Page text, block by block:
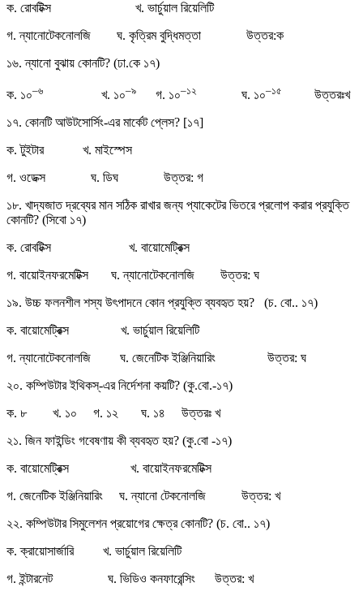
ক. রোবটিক্স খ. ভার্চুয়াল রিয়েলিটি
গ. ন্যানোটেকনোলজি ঘ. কৃত্রিম বুদ্ধিমত্তা উত্তর:ক
১৬. ন্যানো বুঝায় কোনটি? (ঢা.কে ১৭)
ক. ১০–৬ খ. ১০–৯ গ. ১০–১২ ঘ. ১০–১৫
উত্তরঃখ
১৭. কোনটি আউটসোর্সিং-এর মার্কেট প্লেস? [১৭]
ক. টুইটার খ. মাইস্পেস
গ. ওডেক্স ঘ. ডিঘ উত্তর: গ
১৮. খাদ্যজাত দ্রব্যের মান সঠিক রাখার জন্য প্যাকেটের ভিতরে প্রলোপ করার প্রযুক্তি
কোনটি? (সিবো ১৭)
ক. রোবটিক্স খ. বায়োমেট্রিক্স
গ. বায়োইনফরমেটিক্স ঘ. ন্যানোটেকনোলজি উত্তর: ঘ
১৯. উচ্চ ফলনশীল শস্য উৎপাদনে কোন প্রযুক্তি ব্যবহৃত হয়? (চ. বো.. ১৭)
ক. বায়োমেট্রিক্স খ. ভার্চুয়াল রিয়েলিটি
গ. ন্যানোটেকনোলজি ঘ. জেনেটিক ইঞ্জিনিয়ারিং উত্তর: ঘ
২০. কম্পিউটার ইথিকস্-এর নির্দেশনা কয়টি? (কু.বো.-১৭)
ক. ৮ খ. ১০ গ. ১২ ঘ. ১৪ উত্তরঃ খ
২১. জিন ফাইন্ডিং গবেষণায় কী ব্যবহৃত হয়? (কু.বো -১৭)
ক. বায়োমেট্রিক্স খ. বায়োইনফরমেটিক্স
গ. জেনেটিক ইঞ্জিনিয়ারিং ঘ. ন্যানো টেকনোলজি উত্তর: খ
২২. কম্পিউটার সিমুলেশন প্রয়োগের ক্ষেত্র কোনটি? (চ. বো.. ১৭)
ক. ক্রায়োসার্জারি খ. ভার্চুয়াল রিয়েলিটি
গ. ইন্টারনেট ঘ. ভিডিও কনফারেন্সিং উত্তর: খ